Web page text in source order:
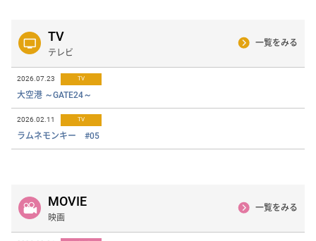
TV
テレビ
一覧をみる
2026.07.23 TV
大空港 ～GATE24～
2026.02.11 TV
ラムネモンキー #05
MOVIE
映画
一覧をみる